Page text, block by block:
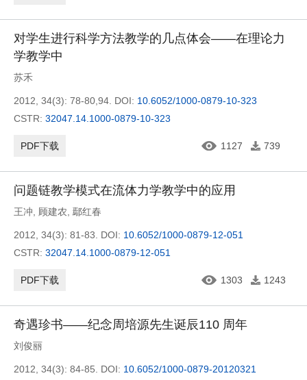
对学生进行科学方法教学的几点体会——在理论力
学教学中
苏禾
2012, 34(3): 78-80,94. DOI: 10.6052/1000-0879-10-323
CSTR: 32047.14.1000-0879-10-323
PDF下载 1127 739
问题链教学模式在流体力学教学中的应用
王冲 顾建农 鄢红春
2012, 34(3): 81-83. DOI: 10.6052/1000-0879-12-051
CSTR: 32047.14.1000-0879-12-051
PDF下载 1303 1243
奇遇珍书——纪念周培源先生诞辰110 周年
刘俊丽
2012, 34(3): 84-85. DOI: 10.6052/1000-0879-20120321